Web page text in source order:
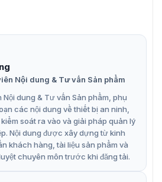
ưu hóa màu sắc màn hình.
thở tạo trải nghiệm giải trí sinh
và DP cho nhiều thiết bị.
với công suất tiêu thụ chỉ 60W
Nội dung & Tư vấn Sản phẩm
Nội dung & Tư vấn Sản phẩm, phụ
các nội dung về thiết bị an ninh,
soát ra vào và giải pháp quản lý
Nội dung được xây dựng từ kinh
khách hàng, tài liệu sản phẩm và
chuyên môn trước khi đăng tải.